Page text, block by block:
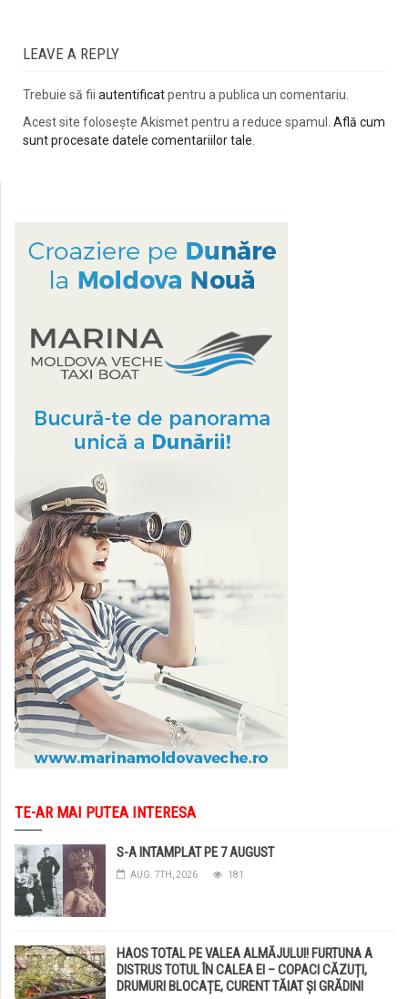
LEAVE A REPLY
Trebuie să fii autentificatpentru a publica un comentariu.
Acest site folosește Akismet pentru a reduce spamul. Află cum
sunt procesate datele comentariilor tale.
TE-AR MAI PUTEA INTERESA
S-A INTAMPLAT PE 7 AUGUST
AUG. 7TH, 2026 181
HAOS TOTAL PE VALEA ALMĂJULUI! FURTUNA A
DISTRUS TOTUL ÎN CALEA EI – COPACI CĂZUȚI,
DRUMURI BLOCAȚE, CURENT TĂIAT ȘI GRĂDINI